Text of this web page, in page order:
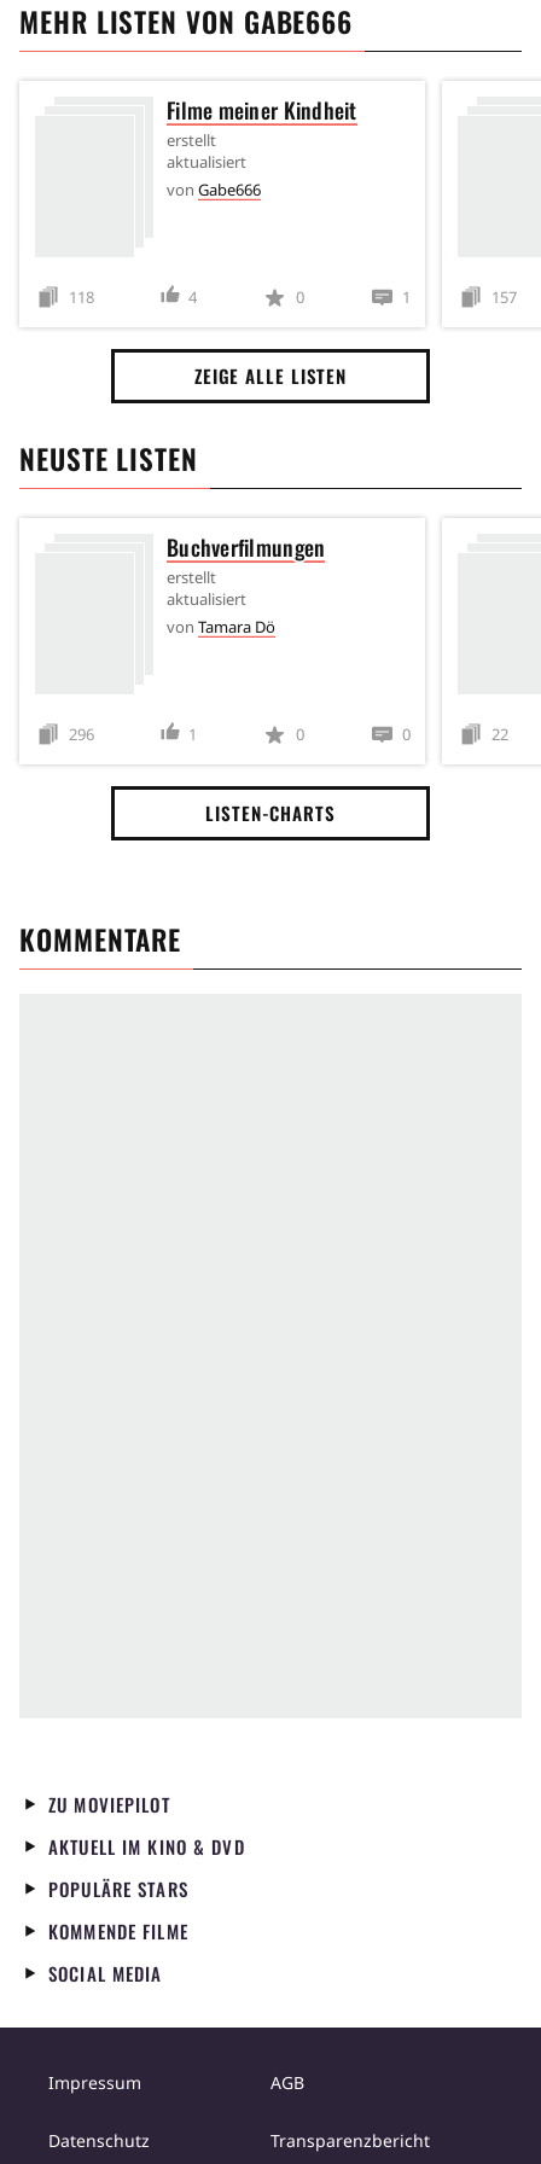
MEHR LISTEN VON GABE666
Filme meiner Kindheit
erstellt
aktualisiert
von Gabe666
118 4 0 1 157
ZEIGE ALLE LISTEN
NEUSTE LISTEN
Buchverfilmungen
erstellt
aktualisiert
von Tamara Dö
296 1 0 0 22
LISTEN-CHARTS
KOMMENTARE
ZU MOVIEPILOT
AKTUELL IM KINO & DVD
POPULÄRE STARS
KOMMENDE FILME
SOCIAL MEDIA
Impressum AGB
Datenschutz Transparenzbericht